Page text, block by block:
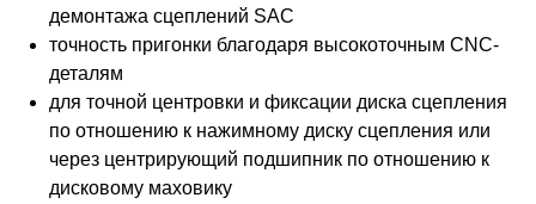
демонтажа сцеплений SAC
точность пригонки благодаря высокоточным CNC-
деталям
для точной центровки и фиксации диска сцепления
по отношению к нажимному диску сцепления или
через центрирующий подшипник по отношению к
дисковому маховику